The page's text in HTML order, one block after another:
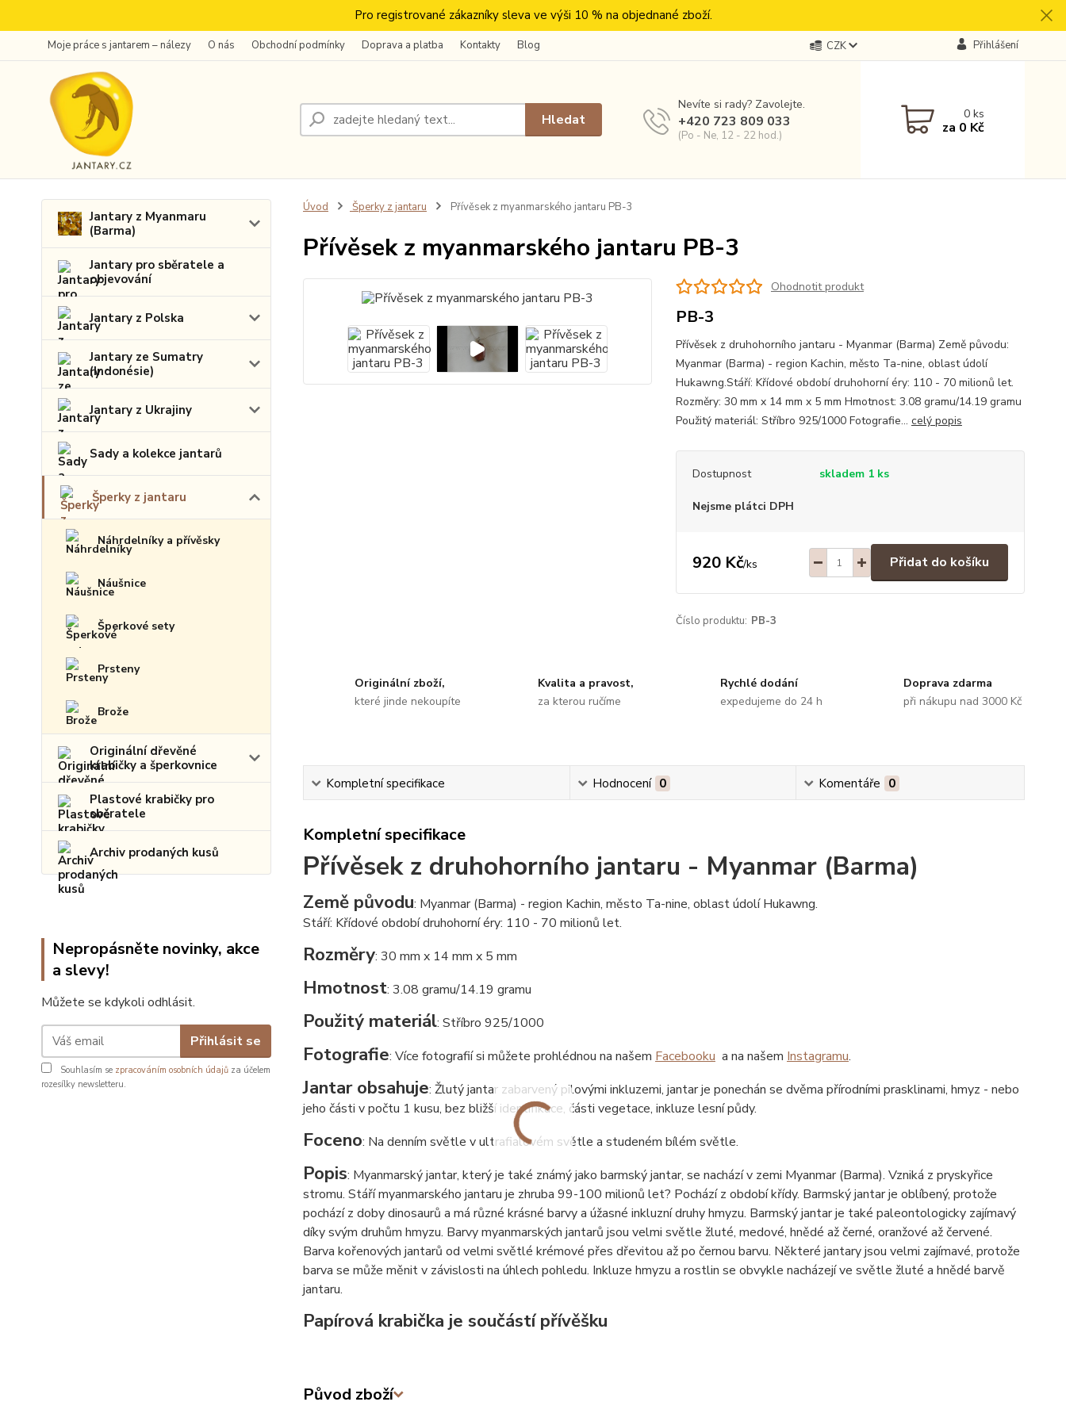
Pro registrované zákazníky sleva ve výši 10 % na objednané zboží.
Moje práce s jantarem – nálezy O nás Obchodní podmínky Doprava a platba Kontakty Blog CZK Přihlášení
Hledat
Nevíte si rady? Zavolejte.
+420 723 809 033
(Po - Ne, 12 - 22 hod.)
0ks
za 0 Kč
Jantary z Myanmaru
(Barma)
Jantary pro sběratele a
objevování
Jantary z Polska
Jantary ze Sumatry
(Indonésie)
Jantary z Ukrajiny
Sady a kolekce jantarů
Šperky z jantaru
Náhrdelníky a přívěsky
Náušnice
Šperkové sety
Prsteny
Brože
Originální dřevěné
krabičky a šperkovnice
Plastové krabičky pro
sběratele
Archiv prodaných kusů
Nepropásněte novinky, akce
a slevy!
Můžete se kdykoli odhlásit.
Přihlásit se
Souhlasím se zpracováním osobních údajů za účelem
rozesílky newsletteru.
Úvod Šperky z jantaru Přívěsek z myanmarského jantaru PB-3
Přívěsek z myanmarského jantaru PB-3
Ohodnotit produkt
PB-3
Přívěsek z druhohorního jantaru - Myanmar (Barma) Země původu:
Myanmar (Barma) - region Kachin, město Ta-nine, oblast údolí
Hukawng.Stáří: Křídové období druhohorní éry: 110 - 70 milionů let.
Rozměry: 30 mm x 14 mm x 5 mm Hmotnost: 3.08 gramu/14.19 gramu
Použitý materiál: Stříbro 925/1000 Fotografie... celý popis
Dostupnost skladem 1 ks
Nejsme plátci DPH
920 Kč/ks Přidat do košíku
Číslo produktu: PB-3
Originální zboží,
které jinde nekoupíte
Kvalita a pravost,
za kterou ručíme
Rychlé dodání
expedujeme do 24 h
Doprava zdarma
při nákupu nad 3000 Kč
Kompletní specifikace Hodnocení 0 Komentáře 0
Kompletní specifikace
Přívěsek z druhohorního jantaru - Myanmar (Barma)
Země původu: Myanmar (Barma) - region Kachin, město Ta-nine, oblast údolí Hukawng.
Stáří: Křídové období druhohorní éry: 110 - 70 milionů let.
Rozměry: 30 mm x 14 mm x 5 mm
Hmotnost: 3.08 gramu/14.19 gramu
Použitý materiál: Stříbro 925/1000
Fotografie: Více fotografií si můžete prohlédnou na našem Facebooku a na našem Instagramu.
Jantar obsahuje: Žlutý jantar zabarvený pilovými inkluzemi, jantar je ponechán se dvěma přírodními prasklinami, hmyz - nebo
jeho části v počtu 1 kusu, bez bližší identifikace, části vegetace, inkluze lesní půdy.
Foceno: Na denním světle v ultrafialovém světle a studeném bílém světle.
Popis: Myanmarský jantar, který je také známý jako barmský jantar, se nachází v zemi Myanmar (Barma). Vzniká z pryskyřice
stromu. Stáří myanmarského jantaru je zhruba 99-100 milionů let? Pochází z období křídy. Barmský jantar je oblíbený, protože
pochází z doby dinosaurů a má různé krásné barvy a úžasné inkluzní druhy hmyzu. Barmský jantar je také paleontologicky zajímavý
díky svým druhům hmyzu. Barvy myanmarských jantarů jsou velmi světle žluté, medové, hnědé až černé, oranžové až červené.
Barva kořenových jantarů od velmi světlé krémové přes dřevitou až po černou barvu. Některé jantary jsou velmi zajímavé, protože
barva se může měnit v závislosti na úhlech pohledu. Inkluze hmyzu a rostlin se obvykle nacházejí ve světle žluté a hnědé barvě
jantaru.
Papírová krabička je součástí přívěšku
Původ zboží